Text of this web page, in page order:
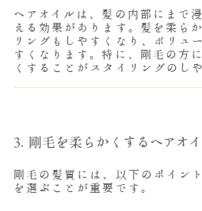
ヘアオイルは、髪の内部にまで
える効果があります。髪を柔ら
リングもしやすくなり、ボリュ
すくなります。特に、剛毛の方
くすることがスタイリングのし
3. 剛毛を柔らかくするヘアオ
剛毛の髪質には、以下のポイン
を選ぶことが重要です。